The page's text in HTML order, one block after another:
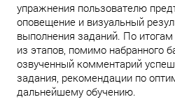
упражнения пользователю
оповещение и визуальный
выполнения заданий. По
из этапов, помимо набранного
озвученный комментарий
задания, рекомендации по
дальнейшему обучению.